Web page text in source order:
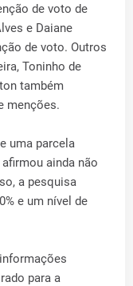
de voto de
e Daiane
de voto. Outros
Toninho de
também
menções.
uma parcela
ainda não
a pesquisa
e um nível de
para a